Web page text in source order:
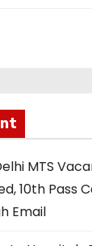
MTS
10th Pass
Email